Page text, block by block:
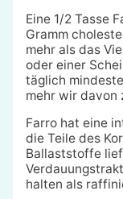
Eine 1/2 Tasse
Gramm
mehr als das
oder einer
täglich
mehr wir davon
Farro hat eine
die Teile des
Ballaststoffe
halten als